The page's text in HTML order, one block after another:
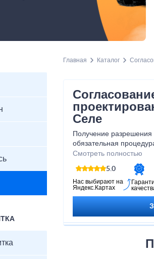
Главная Каталог
Селе
Получение разрешения
обязательная
начать строительные
включает проектные
строительство в
того как все
оформлены в
Смотреть полностью
5.0
Нас выбирают на
Яндекс.Картах